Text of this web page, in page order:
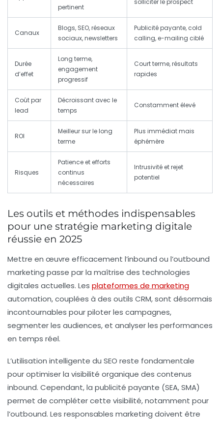
pertinent
Canaux
Blogs, SEO, réseaux
sociaux, newsletters
Publicité payante, cold
calling, e-mailing ciblé
Durée
d’effet
Long terme,
engagement
progressif
Court terme, résultats
rapides
Coût par
lead
Décroissant avec le
temps
Constamment élevé
ROI
Meilleur sur le long
terme
Plus immédiat mais
éphémère
Risques
Patience et efforts
continus
nécessaires
Intrusivité et rejet
potentiel
Les outils et méthodes indispensables
pour une stratégie marketing digitale
réussie en 2025
Mettre en œuvre efficacement l’inbound ou l’outbound
marketing passe par la maîtrise des technologies
digitales actuelles. Les plateformes de marketing
automation, couplées à des outils CRM, sont désormais
incontournables pour piloter les campagnes,
segmenter les audiences, et analyser les performances
en temps réel.
L’utilisation intelligente du SEO reste fondamentale
pour optimiser la visibilité organique des contenus
inbound. Cependant, la publicité payante (SEA, SMA)
permet de compléter cette visibilité, notamment pour
l’outbound. Les responsables marketing doivent être